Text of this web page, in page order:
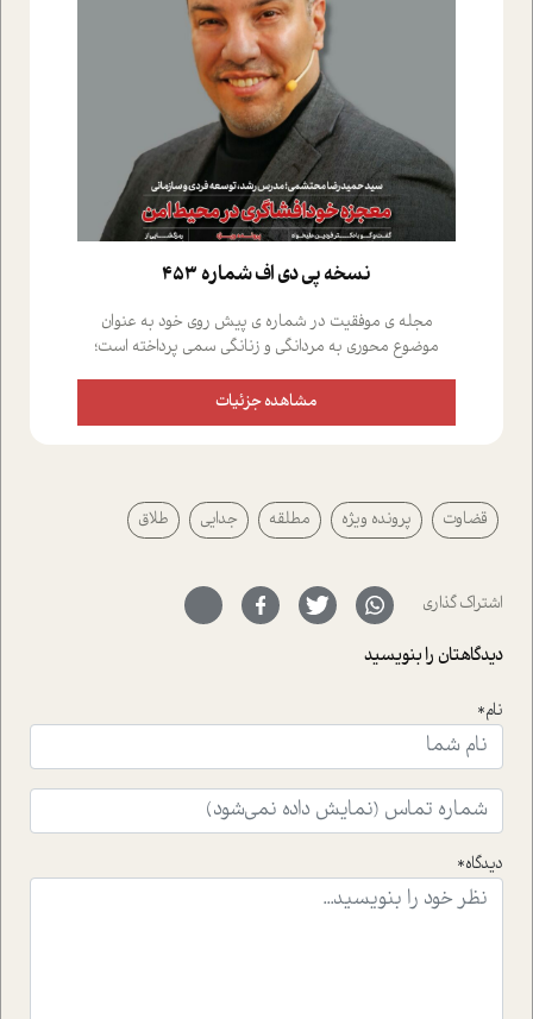
نسخه پي دي اف شماره 453
مجله ی موفقیت در شماره ی پیش روی خود به عنوان
موضوع محوری به مردانگی و زنانگی سمی پرداخته است؛
علیخواه، جامعه شناس در بخش های مختلف تلاش کرده ایم
از دریچه های گوناگون به این موضوع مهم بپردازیم.فصل
پیرامون آن آشنا می کند.در بخش دو فنجان داغ به سراغ افرادی
رفته ایم که موفقیت را در عمل به اثبات رسانده اند؛ سید
حمیدرضا محتشمی که بیست و پنجمین سال فعالیت حرفه
سر نهاده است و نیز کرامت عزیز زاده؛ سفیر صلح و دوستی که
با رکاب زدن در بیش از هفتاد کشور و کاشتن درخت، به نماد
حمایت از محیط زیست و منابع طبیعی تبدیل گشته
است.فصل روایت اجنبی ها در این شماره به دو موضوع
ای که به زندگی شگفت انگیز جین گودال و تاثیرات کاوش های
ایشان در حوزه ی شامپانزه ها بر زندگی امروزی ما نگاهی
افکنده است.فصل اتاق 333 شما را پای صحبت یک تجربه ی
واقعی در ارتباط با اختلال شخصیت اسکزوئید و مشکلات و نیز
راهکارهای حل آن قرار می دهد که در اتاق درمان اتفاق افتاده
موثرترین راهکارهای استفاده از هوش مصنوعی در حوزه های
مشاهده جزئیات
قضاوت پرونده ویژه مطلقه جدایی طلاق
اشتراک گذاری
دیدگاهتان را بنویسید
نام*
دیدگاه*